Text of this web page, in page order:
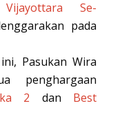
Se-
pada
Pasukan Wira
penghargaan
2 dan Best